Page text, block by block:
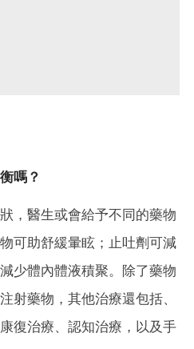
嗎？
，醫生或會給予不同的藥物
可助舒緩暈眩；止吐劑可減
少體內體液積聚。除了藥物
射藥物，其他治療還包括、
復治療、認知治療，以及手